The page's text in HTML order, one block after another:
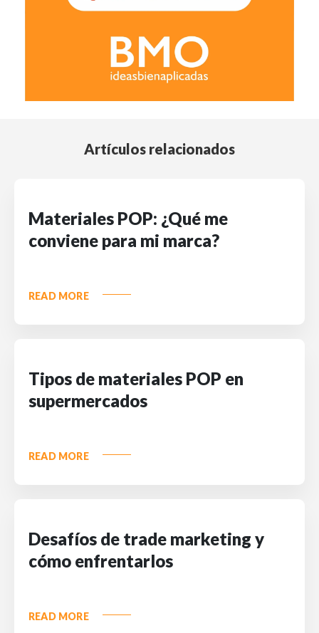
Artículos relacionados
Materiales POP: ¿Qué me
conviene para mi marca?
READ MORE
Tipos de materiales POP en
supermercados
READ MORE
Desafíos de trade marketing y
cómo enfrentarlos
READ MORE